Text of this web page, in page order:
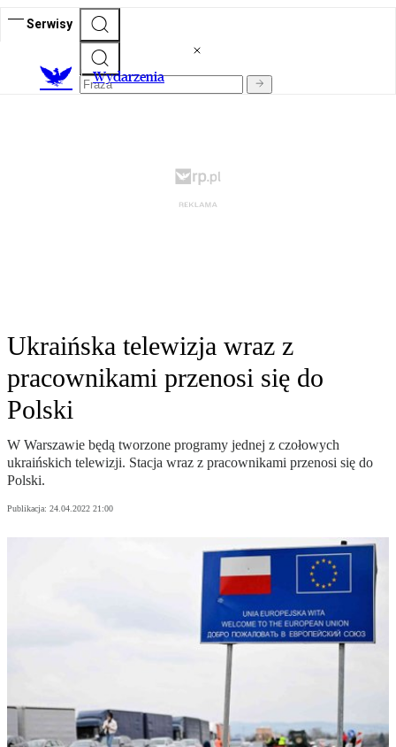
Serwisy
Wydarzenia
Ukraińska telewizja wraz z
pracownikami przenosi się do
Polski
W Warszawie będą tworzone programy jednej z czołowych
ukraińskich telewizji. Stacja wraz z pracownikami przenosi się do
Polski.
Publikacja: 24.04.2022 21:00